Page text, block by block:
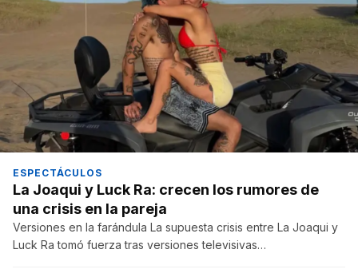
ESPECTÁCULOS
La Joaqui y Luck Ra: crecen los rumores de
una crisis en la pareja
Versiones en la farándula La supuesta crisis entre La Joaqui y
Luck Ra tomó fuerza tras versiones televisivas…